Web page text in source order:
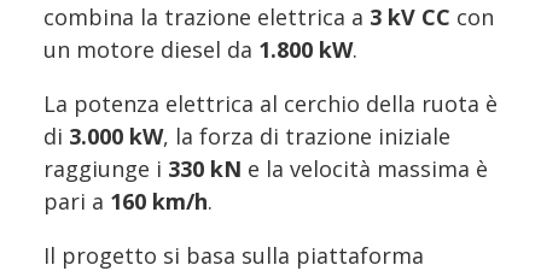
combina la trazione elettrica a 3 kV CC con
un motore diesel da 1.800 kW.
La potenza elettrica al cerchio della ruota è
di 3.000 kW, la forza di trazione iniziale
raggiunge i 330 kN e la velocità massima è
pari a 160 km/h.
Il progetto si basa sulla piattaforma